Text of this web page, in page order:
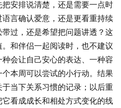
安排说清楚，还是需要一点时
言确认爱意，还是更看重持续
过，还是希望把问题讲透？这
和伴侣一起阅读时，也不建议
会让自己安心的表达、一种容
本周可以尝试的小行动。结果
当下关系习惯的记录；以后重
看成成长和相处方式变化的线